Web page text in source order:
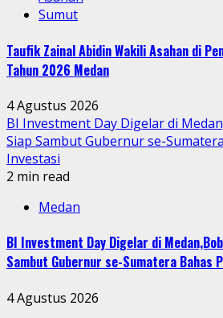
Sumut
Taufik Zainal Abidin Wakili Asahan di
Tahun 2026 Medan
4 Agustus 2026
BI Investment Day Digelar di
Siap Sambut Gubernur se-
Investasi
2 min read
Medan
BI Investment Day Digelar di
Sambut Gubernur se-Sumatera Bahas
4 Agustus 2026